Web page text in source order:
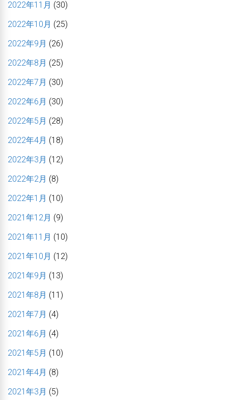
2022年11月 (30)
2022年10月 (25)
2022年9月 (26)
2022年8月 (25)
2022年7月 (30)
2022年6月 (30)
2022年5月 (28)
2022年4月 (18)
2022年3月 (12)
2022年2月 (8)
2022年1月 (10)
2021年12月 (9)
2021年11月 (10)
2021年10月 (12)
2021年9月 (13)
2021年8月 (11)
2021年7月 (4)
2021年6月 (4)
2021年5月 (10)
2021年4月 (8)
2021年3月 (5)